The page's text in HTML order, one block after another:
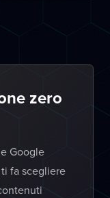
zero
Google
fa scegliere